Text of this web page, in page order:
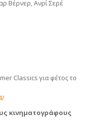
Βέρνερ, Ανρί Σερέ
Classics για φέτος το
κινηματογράφους